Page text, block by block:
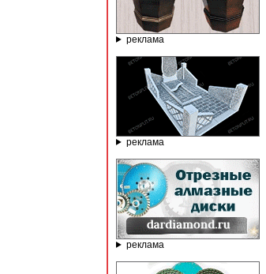
реклама
реклама
реклама